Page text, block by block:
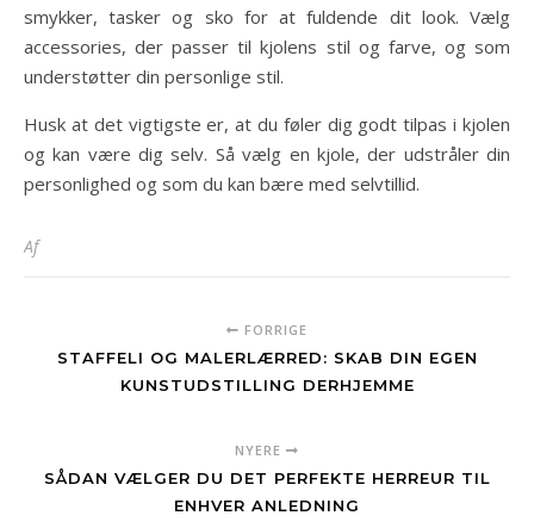
smykker, tasker og sko for at fuldende dit look. Vælg
accessories, der passer til kjolens stil og farve, og som
understøtter din personlige stil.
Husk at det vigtigste er, at du føler dig godt tilpas i kjolen
og kan være dig selv. Så vælg en kjole, der udstråler din
personlighed og som du kan bære med selvtillid.
Af
FORRIGE
STAFFELI OG MALERLÆRRED: SKAB DIN EGEN
KUNSTUDSTILLING DERHJEMME
NYERE
SÅDAN VÆLGER DU DET PERFEKTE HERREUR TIL
ENHVER ANLEDNING